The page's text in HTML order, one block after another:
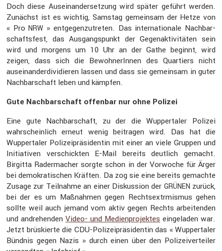
Doch diese Ausein­an­der­set­zung wird später geführt werden.
Zunächst ist es wichtig, Samstag gemeinsam der Hetze von
« ProNRW » entge­gen­zu­treten. Das inter­na­tio­nale Nachbar­
schafts­fest, das Ausgangs­punkt der Gegen­ak­ti­vi­täten sein
wird und morgens um 10 Uhr an der Gathe beginnt, wird
zeigen, dass sich die Bewoh­ne­rInnen des Quartiers nicht
ausein­an­der­di­vi­dieren lassen und dass sie gemeinsam in guter
Nachbar­schaft leben und kämpfen.
Gute Nachbar­schaft offenbar nur ohne Polizei
Eine gute Nachbar­schaft, zu der die Wupper­taler Polizei
wahrschein­lich erneut wenig beitragen wird. Das hat die
Wupper­taler Polizei­prä­si­dentin mit einer an viele Gruppen und
Initia­tiven verschickten E-Mail bereits deutlich gemacht.
Birgitta Rader­ma­cher sorgte schon in der Vorwoche für Ärger
bei demokra­ti­schen Kräften. Da zog sie eine bereits gemachte
Zusage zur Teilnahme an einer Diskus­sion der GRÜNEN zurück,
bei der es um Maßnahmen gegen Rechts­ex­trmismus gehen
sollte weil auch jemand vom aktiv gegen Rechts arbei­tenden
und andre­henden Video- und Medien­pro­jektes einge­laden war.
Jetzt brüskierte die CDU-Polizei­prä­si­dentin das « Wupper­taler
Bündnis gegen Nazis » durch einen über den Polizei­ver­teiler